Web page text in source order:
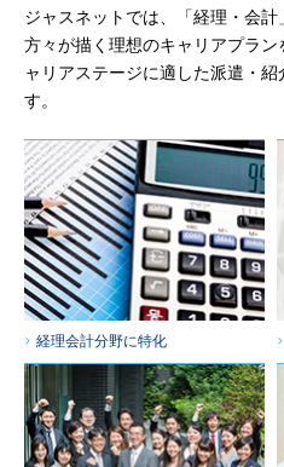
ジャスネットでは、「経理・会
方々が描く理想のキャリアプラ
ャリアステージに適した派遣・
す。
経理会計分野に特化